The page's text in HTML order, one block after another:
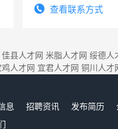
查看联系方式
佳县人才网 米脂人才网 绥德人
鸡人才网 宜君人才网 铜川人才
息 招聘资讯 发布简历